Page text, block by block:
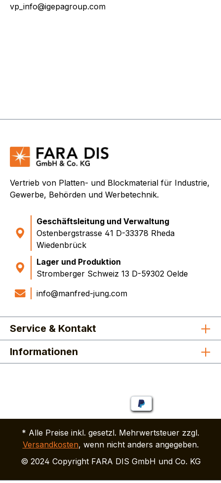
vp_info@igepagroup.com
Vertrieb von Platten- und Blockmaterial für Industrie,
Gewerbe, Behörden und Werbetechnik.
Geschäftsleitung und Verwaltung
Ostenbergstrasse 41 D-33378 Rheda
Wiedenbrück
Lager und Produktion
Stromberger Schweiz 13 D-59302 Oelde
info@manfred-jung.com
Service & Kontakt
Informationen
* Alle Preise inkl. gesetzl. Mehrwertsteuer zzgl.
Versandkosten, wenn nicht anders angegeben.
© 2024 Copyright FARA DIS GmbH und Co. KG